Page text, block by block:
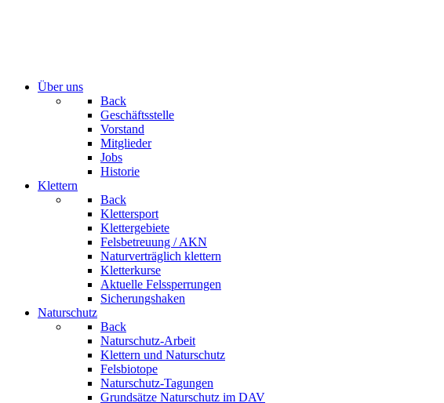
Über uns
Back
Geschäftsstelle
Vorstand
Mitglieder
Jobs
Historie
Klettern
Back
Klettersport
Klettergebiete
Felsbetreuung / AKN
Naturverträglich klettern
Kletterkurse
Aktuelle Felssperrungen
Sicherungshaken
Naturschutz
Back
Naturschutz-Arbeit
Klettern und Naturschutz
Felsbiotope
Naturschutz-Tagungen
Grundsätze Naturschutz im DAV